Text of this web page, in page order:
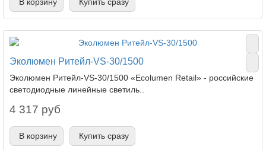
Эколюмен Ритейл-VS-30/1500
Эколюмен Ритейл-VS-30/1500 «Ecolumen Retail» - российские
светодиодные линейные светиль..
4 317 руб
В корзину Купить сразу